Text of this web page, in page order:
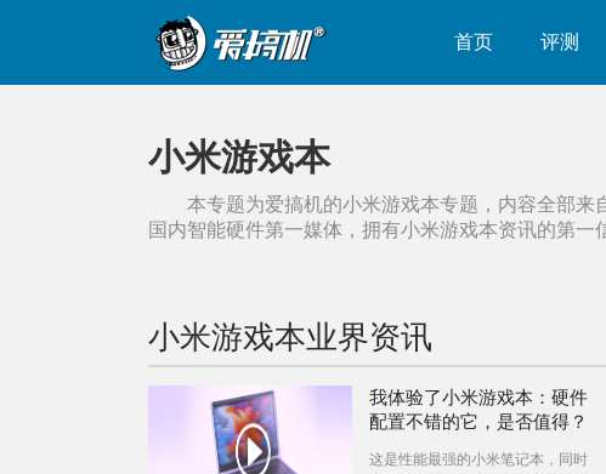
首页 评测
小米游戏本
本专题为爱搞机的小米游戏本专题，内容全部来
国内智能硬件第一媒体，拥有小米游戏本资讯的第一
小米游戏本业界资讯
我体验了小米游戏本：硬件
配置不错的它，是否值得？
这是性能最强的小米笔记本，同时